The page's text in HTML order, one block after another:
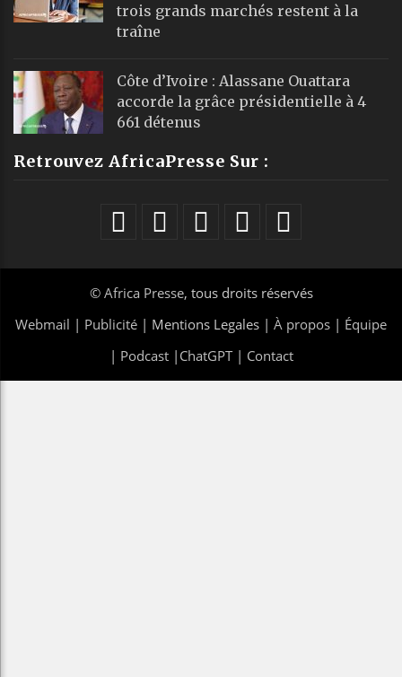
trois grands marchés restent à la
traîne
Côte d’Ivoire : Alassane Ouattara
accorde la grâce présidentielle à 4
661 détenus
Retrouvez AfricaPresse Sur :
© Africa Presse, tous droits réservés
Webmail | Publicité | Mentions Legales | À propos | Équipe
| Podcast| ChatGPT| Contact